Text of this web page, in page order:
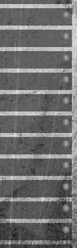
0
0
0
0
0
0
0
0
0
0
0